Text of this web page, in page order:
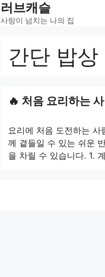
러브캐슬
사랑이 넘치는 나의 집
간단 밥상
처음 요리하는
요리에 처음 도전하는
께 곁들일 수 있는 쉬운
을 차릴 수 있습니다. 1.